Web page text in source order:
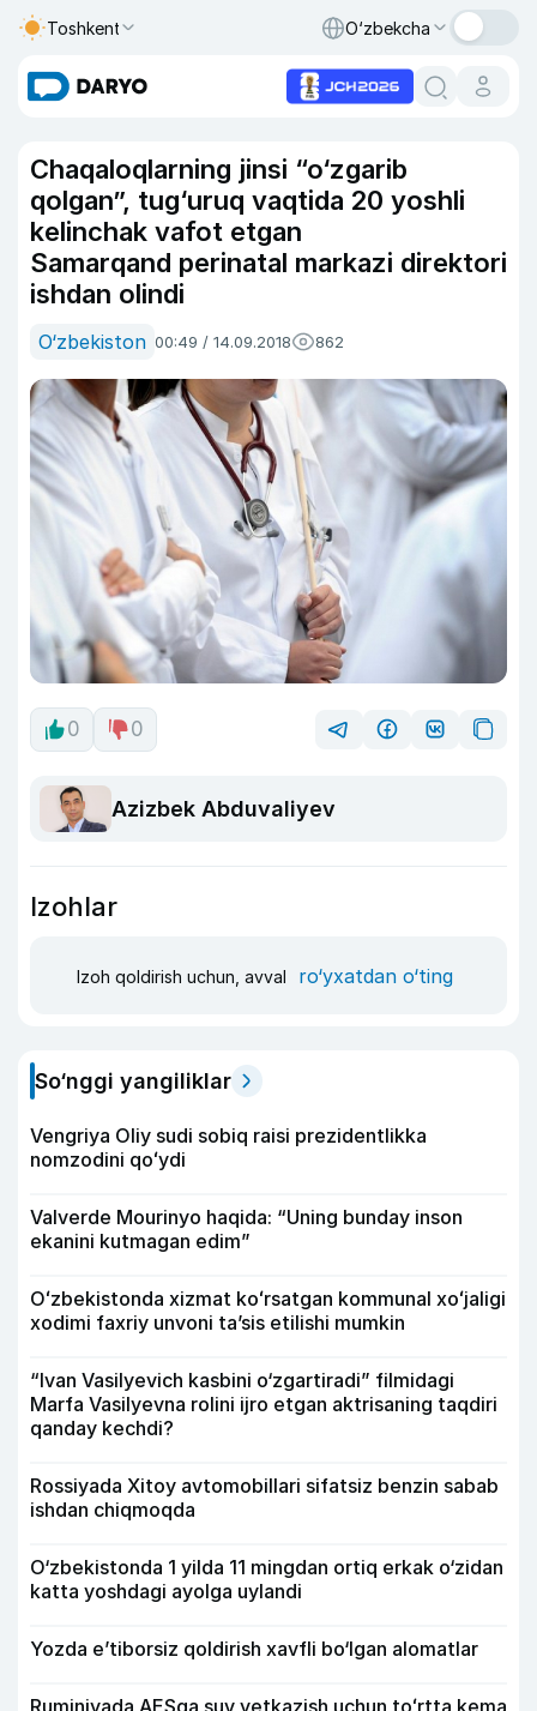
Toshkent O‘zbekcha
Chaqaloqlarning jinsi “o‘zgarib
qolgan”, tug‘uruq vaqtida 20 yoshli
kelinchak vafot etgan
Samarqand perinatal markazi direktori
ishdan olindi
O‘zbekiston 00:49 / 14.09.2018 862
0 0
Azizbek Abduvaliyev
Izohlar
Izoh qoldirish uchun, avval ro‘yxatdan o‘ting
So‘nggi yangiliklar
Vengriya Oliy sudi sobiq raisi prezidentlikka
nomzodini qoʻydi
Valverde Mourinyo haqida: “Uning bunday inson
ekanini kutmagan edim”
Oʻzbekistonda xizmat koʻrsatgan kommunal xoʻjaligi
xodimi faxriy unvoni taʼsis etilishi mumkin
“Ivan Vasilyevich kasbini o‘zgartiradi” filmidagi
Marfa Vasilyevna rolini ijro etgan aktrisaning taqdiri
qanday kechdi?
Rossiyada Xitoy avtomobillari sifatsiz benzin sabab
ishdan chiqmoqda
O‘zbekistonda 1 yilda 11 mingdan ortiq erkak o‘zidan
katta yoshdagi ayolga uylandi
Yozda e’tiborsiz qoldirish xavfli bo‘lgan alomatlar